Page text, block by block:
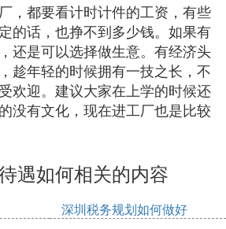
，都要看计时计件的工资，有些
的话，也挣不到多少钱。如果有
还是可以选择做生意。有经济头
趁年轻的时候拥有一技之长，不
欢迎。建议大家在上学的时候还
没有文化，现在进工厂也是比较
遇如何相关的内容
深圳税务规划如何做好